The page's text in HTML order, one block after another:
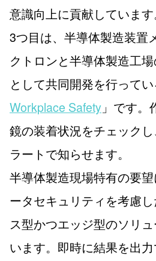
意識向上に貢献しています
3つ目は、半導体製造装置
クトロンと半導体製造工
として共同開発を行って
Workplace Safety 」です。
鏡の装着状況をチェック
ラートで知らせます。
半導体製造現場特有の要
ータセキュリティを考慮
ス型かつエッジ型のソリ
います。即時に結果を出